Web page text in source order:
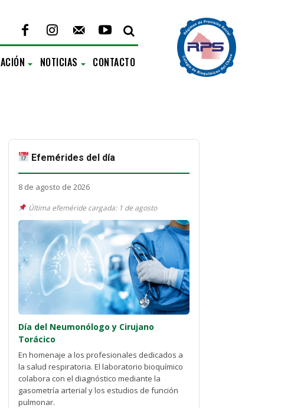
NOTICIAS CONTACTO
Efemérides del día
8 de agosto de 2026
Última efeméride cargada: 1 de agosto
Día del Neumonólogo y Cirujano
Torácico
En homenaje a los profesionales dedicados a
la salud respiratoria. El laboratorio bioquímico
colabora con el diagnóstico mediante la
gasometría arterial y los estudios de función
pulmonar.